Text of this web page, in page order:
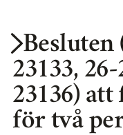
Besluten
23133,
23136)
för två